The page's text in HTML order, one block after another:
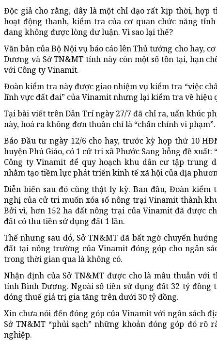
Độc giả cho rằng, đây là một chỉ đạo rất kịp thời, hợp
hoạt động thanh, kiểm tra của cơ quan chức năng
đang không được lòng dư luận. Vì sao lại thế?
Văn bản của Bộ Nội vụ báo cáo lên Thủ tướng cho hay,
Dương và Sở TN&MT tỉnh này còn một số tồn tại, hạn
với Công ty Vinamit.
Đoàn kiểm tra này được giao nhiệm vụ kiểm tra “việc
lĩnh vực đất đai” của Vinamit nhưng lại kiểm tra về hiệu
Tại bài viết trên Dân Trí ngày 27/7 đã chỉ ra, uẩn khúc
này, hoá ra không đơn thuần chỉ là “chấn chỉnh vi phạm”.
Báo Đầu tư ngày 12/6 cho hay, trước kỳ họp thứ 10
huyện Phú Giáo, có 1 cử tri xã Phước Sang bỗng đề
Công ty Vinamit để quy hoạch khu dân cư tập trung
nhằm tạo tiềm lực phát triển kinh tế xã hội của địa
Diễn biến sau đó cũng thật ly kỳ. Ban đầu, Đoàn kiểm
nghị của cử tri muốn xóa sổ nông trại Vinamit thành
Bởi vì, hơn 152 ha đất nông trại của Vinamit đã được
đất có thu tiền sử dụng đất 1 lần.
Thế nhưng sau đó, Sở TN&MT đã bất ngờ chuyển
đất tại nông trường của Vinamit đóng góp cho ngân
trong thời gian qua là không có.
Nhận định của Sở TN&MT được cho là mâu thuẫn với
tỉnh Bình Dương. Ngoài số tiền sử dụng đất 32 tỷ đồng
đóng thuế giá trị gia tăng trên dưới 30 tỷ đồng.
Xin chưa nói đến đóng góp của Vinamit với ngân sách
Sở TN&MT “phủi sạch” những khoản đóng góp đó rõ
nghiệp.